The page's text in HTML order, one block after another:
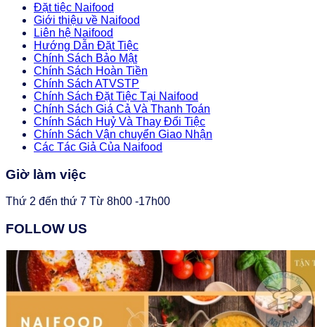
Đặt tiệc Naifood
Giới thiệu về Naifood
Liên hệ Naifood
Hướng Dẫn Đặt Tiệc
Chính Sách Bảo Mật
Chính Sách Hoàn Tiền
Chính Sách ATVSTP
Chính Sách Đặt Tiệc Tại Naifood
Chính Sách Giá Cả Và Thanh Toán
Chính Sách Huỷ Và Thay Đổi Tiệc
Chính Sách Vận chuyển Giao Nhận
Các Tác Giả Của Naifood
Giờ làm việc
Thứ 2 đến thứ 7 Từ 8h00 -17h00
FOLLOW US